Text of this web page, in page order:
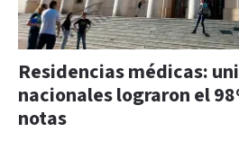
Residencias médicas:
nacionales lograron el
notas